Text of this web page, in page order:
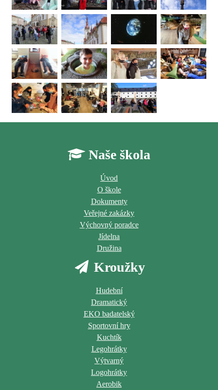
Naše škola
Úvod
O škole
Dokumenty
Veřejné zakázky
Výchovný poradce
Jídelna
Družina
Kroužky
Hudební
Dramatický
EKO badatelský
Sportovní hry
Kuchtík
Legohrátky
Výtvarný
Logohrátky
Aerobik